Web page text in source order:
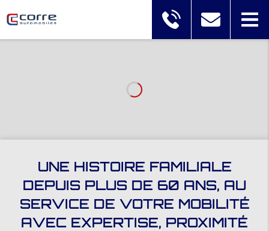
UNE HISTOIRE FAMILIALE
DEPUIS PLUS DE 60 ANS, AU
SERVICE DE VOTRE MOBILITÉ
AVEC EXPERTISE, PROXIMITÉ